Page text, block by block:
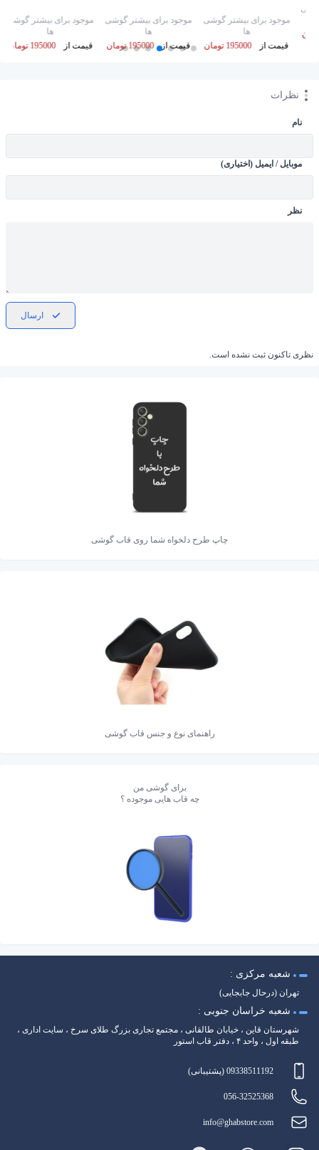
موجود برای بیشتر گوشی
ها
قیمت از
195000 تومان
موجود برای بیشتر گوشی
ها
قیمت از
195000 تومان
موجود برای بیشتر گوشی
ها
قیمت از
195000 تومان
نظرات
نام
موبایل / ایمیل (اختیاری)
نظر
ارسال
نظری تاکنون ثبت نشده است.
چاپ طرح دلخواه شما روی قاب گوشی
راهنمای نوع و جنس قاب گوشی
برای گوشی من
چه قاب هایی موجوده ؟
شعبه مرکزی :
تهران (درحال جابجایی)
شعبه خراسان جنوبی :
شهرستان قاین ، خیابان طالقانی ، مجتمع تجاری بزرگ طلای سرخ ، سایت اداری ،
طبقه اول ، واحد ۴ ، دفتر قاب استور
09338511192 (پشتیبانی)
056-32525368
info@ghabstore.com